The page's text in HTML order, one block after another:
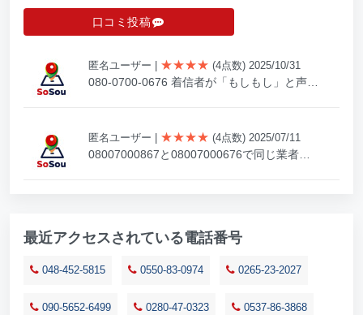
口コミ投稿
匿名ユーザー ★★★★ (4点数) 2025/10/31
080-0700-0676 着信者が「もしもし」と声…
匿名ユーザー ★★★★ (4点数) 2025/07/11
08007000867と08007000676で同じ業者…
最近アクセスされている電話番号
048-452-5815 0550-83-0974 0265-23-2027
090-5652-6499 0280-47-0323 0537-86-3868